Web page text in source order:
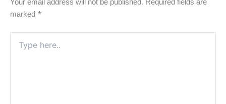
Your email address will not be published. Required fields are
marked *
here..